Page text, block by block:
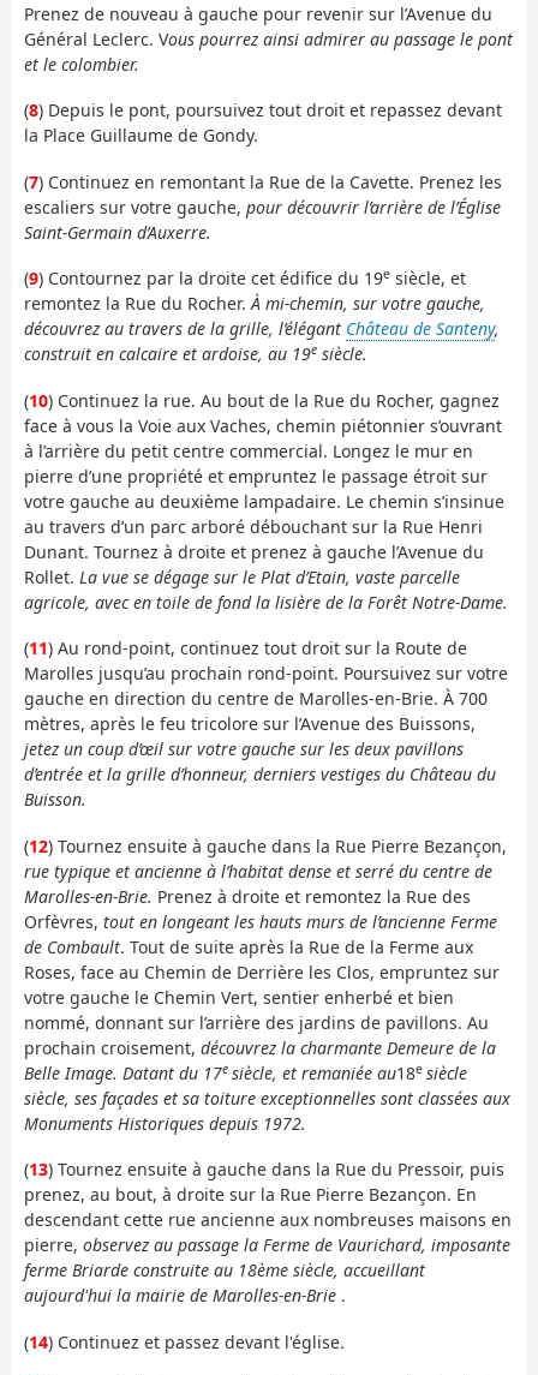
Prenez de nouveau à gauche pour revenir sur l’Avenue du
Général Leclerc. Vous pourrez ainsi admirer au passage le pont
et le colombier.
(8) Depuis le pont, poursuivez tout droit et repassez devant
la Place Guillaume de Gondy.
(7) Continuez en remontant la Rue de la Cavette. Prenez les
escaliers sur votre gauche, pour découvrir l’arrière de l’Église
Saint-Germain d’Auxerre.
(9) Contournez par la droite cet édifice du 19e siècle, et
remontez la Rue du Rocher.À mi-chemin, sur votre gauche,
découvrez au travers de la grille, l’élégant Château de Santeny,
construit en calcaire et ardoise, au 19e siècle.
(10) Continuez la rue. Au bout de la Rue du Rocher, gagnez
face à vous la Voie aux Vaches, chemin piétonnier s’ouvrant
à l’arrière du petit centre commercial. Longez le mur en
pierre d’une propriété et empruntez le passage étroit sur
votre gauche au deuxième lampadaire. Le chemin s’insinue
au travers d’un parc arboré débouchant sur la Rue Henri
Dunant. Tournez à droite et prenez à gauche l’Avenue du
Rollet. La vue se dégage sur le Plat d’Etain, vaste parcelle
agricole, avec en toile de fond la lisière de la Forêt Notre-Dame.
(11) Au rond-point, continuez tout droit sur la Route de
Marolles jusqu’au prochain rond-point. Poursuivez sur votre
gauche en direction du centre de Marolles-en-Brie. À 700
mètres, après le feu tricolore sur l’Avenue des Buissons,
jetez un coup d’œil sur votre gauche sur les deux pavillons
d’entrée et la grille d’honneur, derniers vestiges du Château du
Buisson.
(12) Tournez ensuite à gauche dans la Rue Pierre Bezançon,
rue typique et ancienne à l’habitat dense et serré du centre de
Marolles-en-Brie. Prenez à droite et remontez la Rue des
Orfèvres, tout en longeant les hauts murs de l’ancienne Ferme
de Combault. Tout de suite après la Rue de la Ferme aux
Roses, face au Chemin de Derrière les Clos, empruntez sur
votre gauche le Chemin Vert, sentier enherbé et bien
nommé, donnant sur l’arrière des jardins de pavillons. Au
prochain croisement, découvrez la charmante Demeure de la
Belle Image. Datant du 17e siècle, et remaniée au18e siècle
siècle, ses façades et sa toiture exceptionnelles sont classées aux
Monuments Historiques depuis 1972.
(13) Tournez ensuite à gauche dans la Rue du Pressoir, puis
prenez, au bout, à droite sur la Rue Pierre Bezançon. En
descendant cette rue ancienne aux nombreuses maisons en
pierre, observez au passage la Ferme de Vaurichard, imposante
ferme Briarde construite au 18ème siècle, accueillant
aujourd'hui la mairie de Marolles-en-Brie .
(14) Continuez et passez devant l'église.